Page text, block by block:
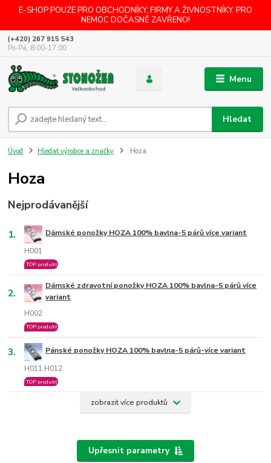
E-SHOP POUZE PRO OBCHODNÍKY, FIRMY A ŽIVNOSTNÍKY. PRO
NEMOC DOČASNĚ ZAVŘENO!
Menu
Hledat
(+420) 267 915 543
Po-Pá, 8:00-17:00
Úvod Hledat výrobce a značky Hoza
Hoza
Nejprodávanější
1. Dámské ponožky HOZA 100% bavlna-5 párů více variant
H001
TOP produkt
2.
Dámské zdravotní ponožky HOZA 100% bavlna-5 párů více
variant
H002
TOP produkt
3. Pánské ponožky HOZA 100% bavlna-5 párů-více variant
H011,H012
TOP produkt
zobrazit více produktů
Upřesnit parametry